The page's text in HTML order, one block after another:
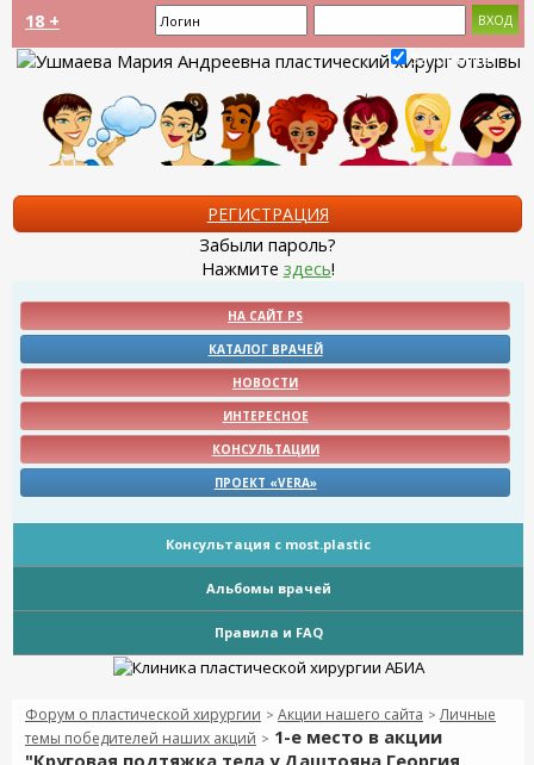
18 +
Запомнить?
РЕГИСТРАЦИЯ
Забыли пароль?
Нажмите здесь!
НА САЙТ PS
КАТАЛОГ ВРАЧЕЙ
НОВОСТИ
ИНТЕРЕСНОЕ
КОНСУЛЬТАЦИИ
ПРОЕКТ «VERA»
Консультация с most.plastic
Альбомы врачей
Правила и FAQ
Форум о пластической хирургии > Акции нашего сайта >Личные
темы победителей наших акций > 1-е место в акции
"Круговая подтяжка тела у Даштояна Георгия